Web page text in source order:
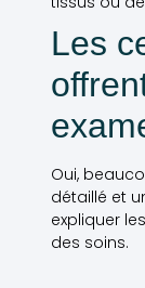
Les
Oui,
détaillé et
expliquer
des soins.